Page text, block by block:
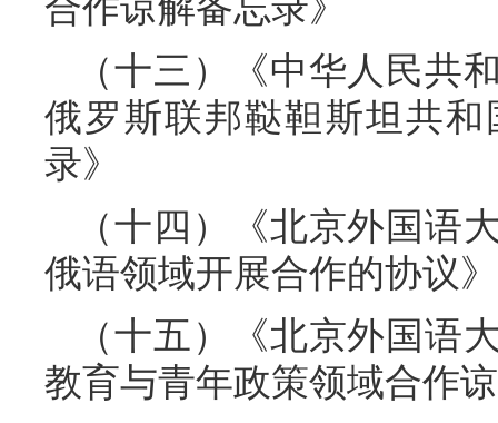
合作谅解备忘录》
（十三）《中华人民共
俄罗斯联邦鞑靼斯坦共
录》
（十四）《北京外国语
俄语领域开展合作的协议》
（十五）《北京外国语
教育与青年政策领域合作